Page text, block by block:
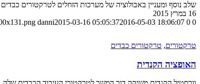
שלב נוסף ומעניין באבולוציה של מערכות הזחלים לטרקטורים
16 במרץ 2015
0
0
danni2015-03-16 05:05:372016-05-03 18:06:07
טרקטורים, טרקטורים כבדים
האופציה הקנדית